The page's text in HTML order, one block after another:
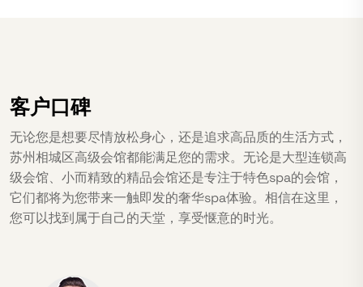
客户口碑
无论您是想要尽情放松身心，还是追求高品质的生活方式，
苏州相城区高级会馆都能满足您的需求。无论是大型连锁高
级会馆、小而精致的精品会馆还是专注于特色spa的会馆，
它们都将为您带来一触即发的奢华spa体验。相信在这里，
您可以找到属于自己的天堂，享受惬意的时光。